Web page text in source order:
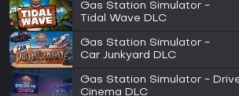
Gas Station Simulator -
Tidal Wave DLC
Gas Station Simulator -
Car Junkyard DLC
Gas Station Simulator -
Cinema DLC